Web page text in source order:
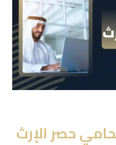
حصر الإرث